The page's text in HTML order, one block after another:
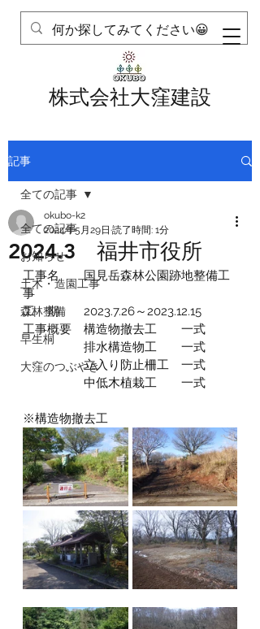
株式会社大窪建設
記事
全ての記事
お知らせ
土木・造園工事
森林整備
早生桐
大窪のつぶやき
全ての記事
2024.3 福井市役所
okubo-k2
2024年5月29日 読了時間: 1分
工事名　　国見岳森林公園跡地整備工
事
工　期　　2023.7.26～2023.12.15
工事概要　構造物撤去工　　一式
排水構造物工　　一式
立入り防止柵工　一式
中低木植栽工　　一式
※構造物撤去工